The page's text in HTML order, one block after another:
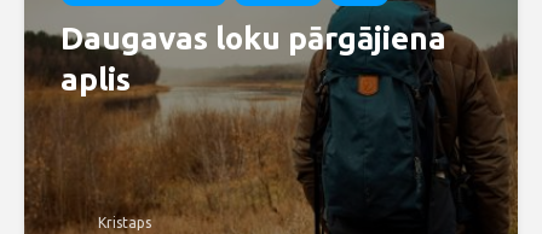
Daugavas loku pārgājiena
aplis
Kristaps